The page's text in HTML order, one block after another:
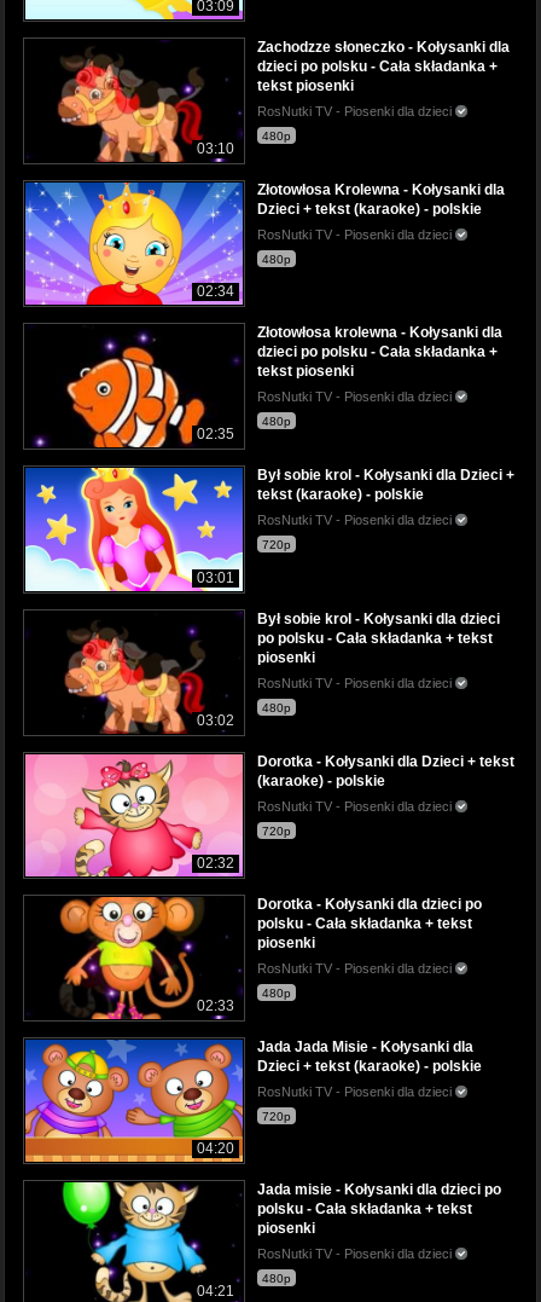
03:09
03:10
Zachodzze słoneczko - Kołysanki dla
dzieci po polsku - Cała składanka +
tekst piosenki
RosNutki TV - Piosenki dla dzieci
480p
02:34
Złotowłosa Krolewna - Kołysanki dla
Dzieci + tekst (karaoke) - polskie
RosNutki TV - Piosenki dla dzieci
480p
02:35
Złotowłosa krolewna - Kołysanki dla
dzieci po polsku - Cała składanka +
tekst piosenki
RosNutki TV - Piosenki dla dzieci
480p
03:01
Był sobie krol - Kołysanki dla Dzieci +
tekst (karaoke) - polskie
RosNutki TV - Piosenki dla dzieci
720p
03:02
Był sobie krol - Kołysanki dla dzieci
po polsku - Cała składanka + tekst
piosenki
RosNutki TV - Piosenki dla dzieci
480p
02:32
Dorotka - Kołysanki dla Dzieci + tekst
(karaoke) - polskie
RosNutki TV - Piosenki dla dzieci
720p
02:33
Dorotka - Kołysanki dla dzieci po
polsku - Cała składanka + tekst
piosenki
RosNutki TV - Piosenki dla dzieci
480p
04:20
Jada Jada Misie - Kołysanki dla
Dzieci + tekst (karaoke) - polskie
RosNutki TV - Piosenki dla dzieci
720p
04:21
Jada misie - Kołysanki dla dzieci po
polsku - Cała składanka + tekst
piosenki
RosNutki TV - Piosenki dla dzieci
480p